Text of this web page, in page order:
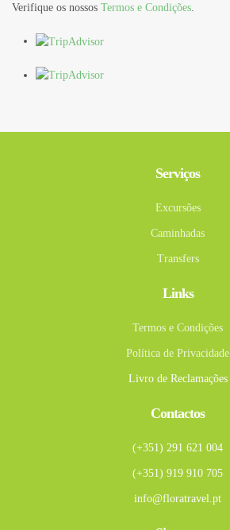
Verifique os nossos Termos e Condições
Serviços
Excursões
Caminhadas
Transfers
Links
Termos e Condições
Política de Privacidade
Livro de Reclamações
Contactos
(+351) 291 621 004
(+351) 919 910 705
info@floratravel.pt